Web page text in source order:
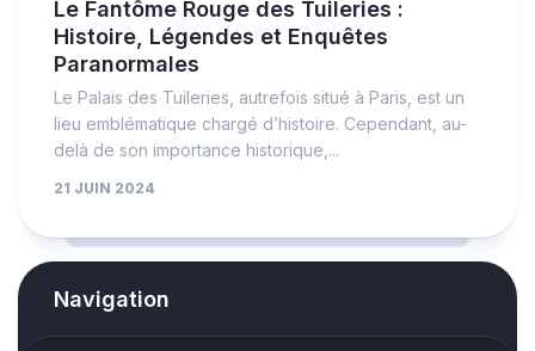
Le Fantôme Rouge des Tuileries :
Histoire, Légendes et Enquêtes
Paranormales
Le Palais des Tuileries, autrefois situé à Paris, est un
lieu emblématique chargé d’histoire. Cependant, au-
delà de son importance historique,...
21 JUIN 2024
Navigation